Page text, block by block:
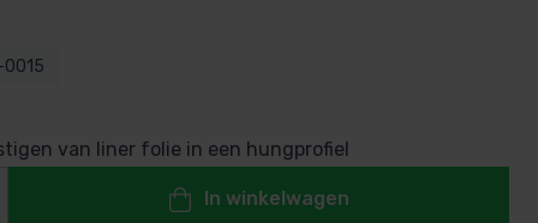
van liner folie in een hungprofiel
In winkelwagen